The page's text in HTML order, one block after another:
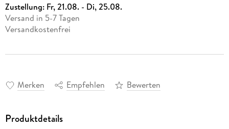
Zustellung: Fr, 21.08. - Di, 25.08.
Versand in 5-7 Tagen
Versandkostenfrei
Merken Empfehlen Bewerten
Produktdetails